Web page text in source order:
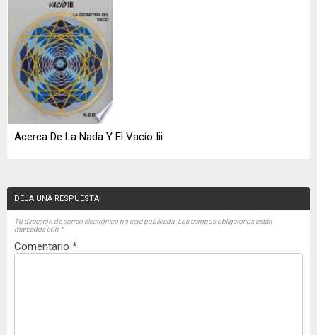
Acerca De La Nada Y El Vacío Iii
DEJA UNA RESPUESTA
Tu dirección de correo electrónico no será publicada. Los campos obligatorios están
marcados con *
Comentario *